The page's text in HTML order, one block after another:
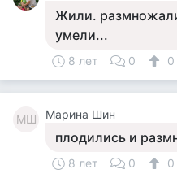
Жили.
умели...
8 лет 0 0
МШ Марина Шин
плодились и
8 лет 0 0